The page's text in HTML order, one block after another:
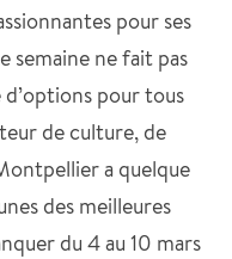
pour ses
semaine ne fait pas
pour tous
de culture, de
a quelque
des meilleures
du 4 au 10 mars